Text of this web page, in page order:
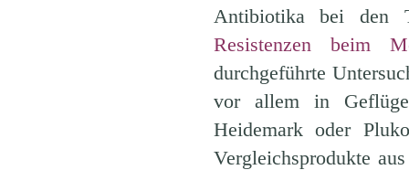
Antibiotika bei den
Resistenzen beim
durchgeführte
vor allem in
Heidemark oder
Vergleichsprodukte